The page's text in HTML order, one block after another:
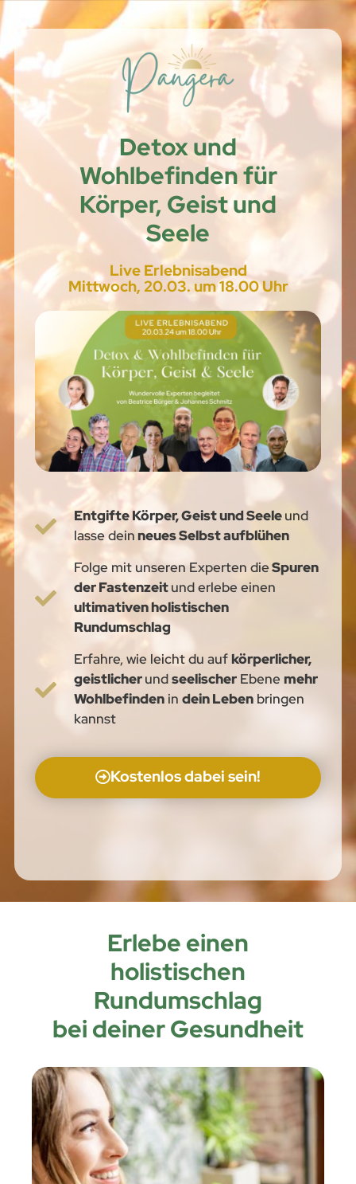
Detox und
Wohlbefinden für
Körper, Geist und
Seele
Live Erlebnisabend
Mittwoch, 20.03. um 18.00 Uhr
Entgifte Körper, Geist und Seeleund
lasse deinneues Selbst aufblühen
Folge mit unseren Experten dieSpuren
der Fastenzeitund erlebe einen
ultimativen holistischen
Rundumschlag
Erfahre, wie leicht du aufkörperlicher,
geistlicherundseelischer Ebenemehr
Wohlbefinden indein Leben bringen
kannst
Kostenlos dabei sein!
Erlebe einen
holistischen
Rundumschlag
bei deiner Gesundheit